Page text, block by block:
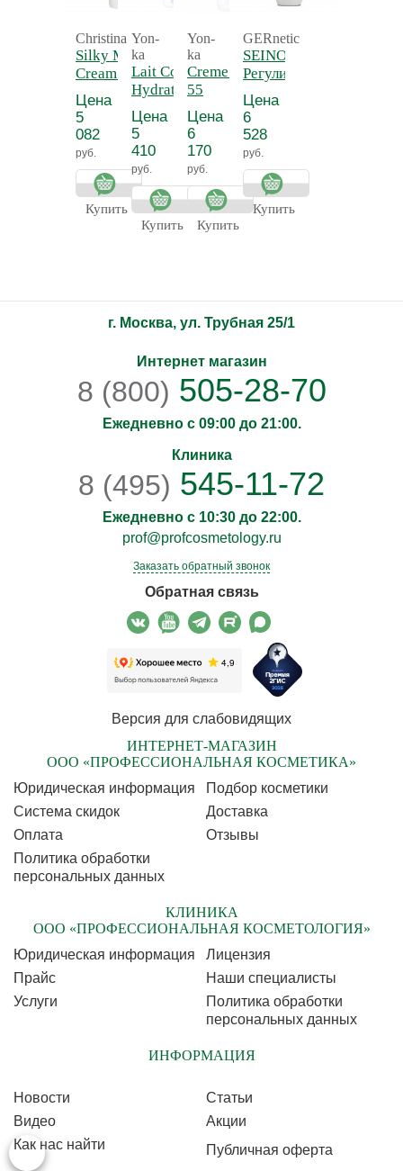
Christina
Silky Matte
Cream -
Нежный
матирующий
крем для
тела
Цена
5
082
руб.
Купить
Yon-
ka
Lait Corps
Hydratant
Detox -
Молочко для
тела
увлажняющее
Прованс
Цена
5
410
руб.
Купить
Yon-
ka
Creme 55 - Крем
55
антицеллюлитный
Цена
6
170
руб.
Купить
GERnetic
SEINO -
Регулирующий
и
тонизирующий
лосьон для
бюста СЕЙНО
Цена
6
528
руб.
Купить
г. Москва, ул. Трубная 25/1
Интернет магазин
8 (800) 505-28-70
Ежедневно с 09:00 до 21:00.
Клиника
8 (495) 545-11-72
Ежедневно с 10:30 до 22:00.
prof@profcosmetology.ru
Заказать обратный звонок
Обратная связь
Версия для слабовидящих
ИНТЕРНЕТ-МАГАЗИН
ООО «ПРОФЕССИОНАЛЬНАЯ КОСМЕТИКА»
Юридическая информация
Подбор косметики
Cистема скидок
Доставка
Оплата
Отзывы
Политика обработки
персональных данных
КЛИНИКА
ООО «ПРОФЕССИОНАЛЬНАЯ КОСМЕТОЛОГИЯ»
Юридическая информация
Лицензия
Прайс
Наши специалисты
Услуги
Политика обработки
персональных данных
ИНФОРМАЦИЯ
Новости
Статьи
Видео
Акции
Как нас найти
Публичная оферта